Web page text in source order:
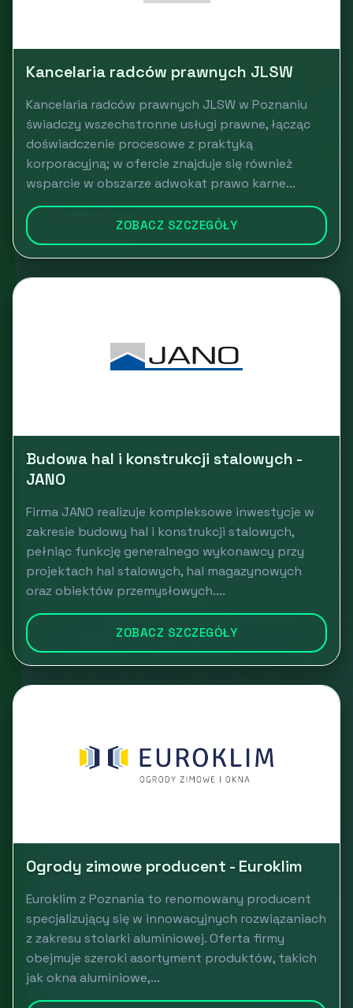
Kancelaria radców prawnych JLSW
Kancelaria radców prawnych JLSW w Poznaniu
świadczy wszechstronne usługi prawne, łącząc
doświadczenie procesowe z praktyką
korporacyjną; w ofercie znajduje się również
wsparcie w obszarze adwokat prawo karne...
ZOBACZ SZCZEGÓŁY
Budowa hal i konstrukcji stalowych -
JANO
Firma JANO realizuje kompleksowe inwestycje w
zakresie budowy hal i konstrukcji stalowych,
pełniąc funkcję generalnego wykonawcy przy
projektach hal stalowych, hal magazynowych
oraz obiektów przemysłowych....
ZOBACZ SZCZEGÓŁY
Ogrody zimowe producent - Euroklim
Euroklim z Poznania to renomowany producent
specjalizujący się w innowacyjnych rozwiązaniach
z zakresu stolarki aluminiowej. Oferta firmy
obejmuje szeroki asortyment produktów, takich
jak okna aluminiowe,...